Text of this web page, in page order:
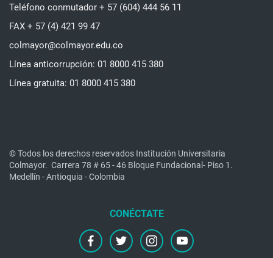
Teléfono conmutador + 57 (604) 444 56 11
FAX + 57 (4) 421 99 47
colmayor@colmayor.edu.co
Línea anticorrupción: 01 8000 415 380
Línea gratuita: 01 8000 415 380
© Todos los derechos reservados Institución Universitaria
Colmayor. Carrera 78 # 65 - 46 Bloque Fundacional- Piso 1.
Medellín - Antioquia - Colombia